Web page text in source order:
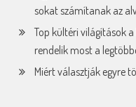
sokat számítanak az
Top kültéri világítások
rendelik most a
Miért választják egyre